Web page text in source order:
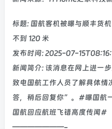
标题: 国航客机被曝与顺丰货
不到 120 米
发布时间: 2025-07-
新闻简介: 该消息在网上进一
致电国航工作人员了解具体
答，稍后回复你”。#曝国航
国航回应航班飞错高度传闻#
———————-